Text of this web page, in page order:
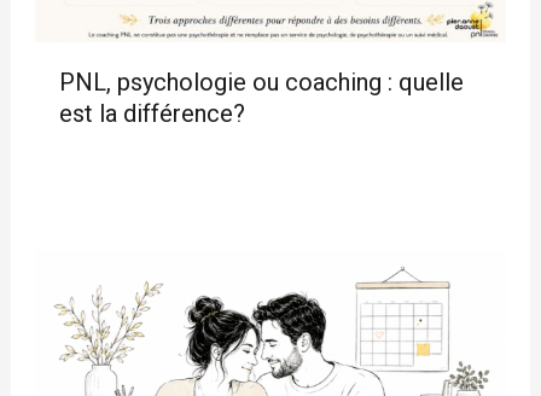
PNL, psychologie ou coaching : quelle
est la différence?